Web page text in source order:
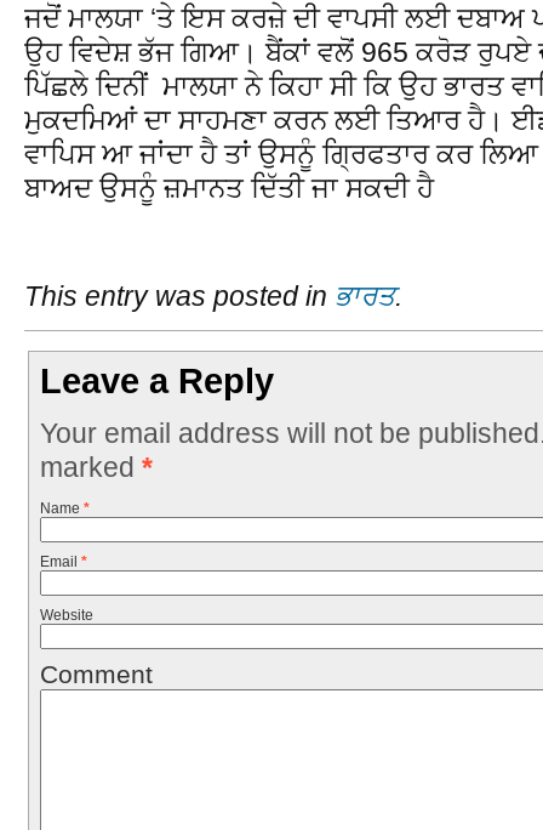
ਜਦੋਂ ਮਾਲਯਾ ‘ਤੇ ਇਸ ਕਰਜ਼ੇ ਦੀ ਵਾਪਸੀ ਲਈ
ਉਹ ਵਿਦੇਸ਼ ਭੱਜ ਗਿਆ। ਬੈਂਕਾਂ ਵਲੋਂ 965 ਕਰੋੜ ਰੁਪਏ
ਪਿੱਛਲੇ ਦਿਨੀਂ ਮਾਲਯਾ ਨੇ ਕਿਹਾ ਸੀ ਕਿ ਉਹ ਭਾਰਤ
ਮੁਕਦਮਿਆਂ ਦਾ ਸਾਹਮਣਾ ਕਰਨ ਲਈ ਤਿਆਰ ਹੈ।
ਵਾਪਿਸ ਆ ਜਾਂਦਾ ਹੈ ਤਾਂ ਉਸਨੂੰ ਗ੍ਰਿਫਤਾਰ ਕਰ
ਬਾਅਦ ਉਸਨੂੰ ਜ਼ਮਾਨਤ ਦਿੱਤੀ ਜਾ ਸਕਦੀ ਹੈ
This entry was posted in ਭਾਰਤ.
Leave a Reply
Your email address will not be
marked *
Name *
Email *
Website
Comment